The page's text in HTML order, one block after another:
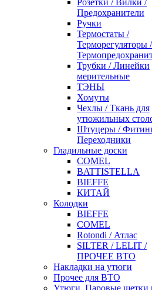
Розетки / Вилки /
Предохранители
Ручки
Термостаты /
Терморегуляторы /
Трубки / Линейки
мерительные
ТЭНЫ
Хомуты
Чехлы / Ткань для
утюжильных
Штуцеры /
Переходники
Гладильные доски
COMEL
BATTISTELLA
BIEFFE
КИТАЙ
Колодки
BIEFFE
COMEL
Rotondi / Атлас
SILTER / LELIT /
ПРОЧЕЕ ВТО
Накладки на утюги
Прочее для ВТО
Утюги, Паровые щетки